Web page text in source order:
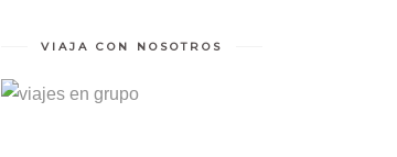
VIAJA CON NOSOTROS